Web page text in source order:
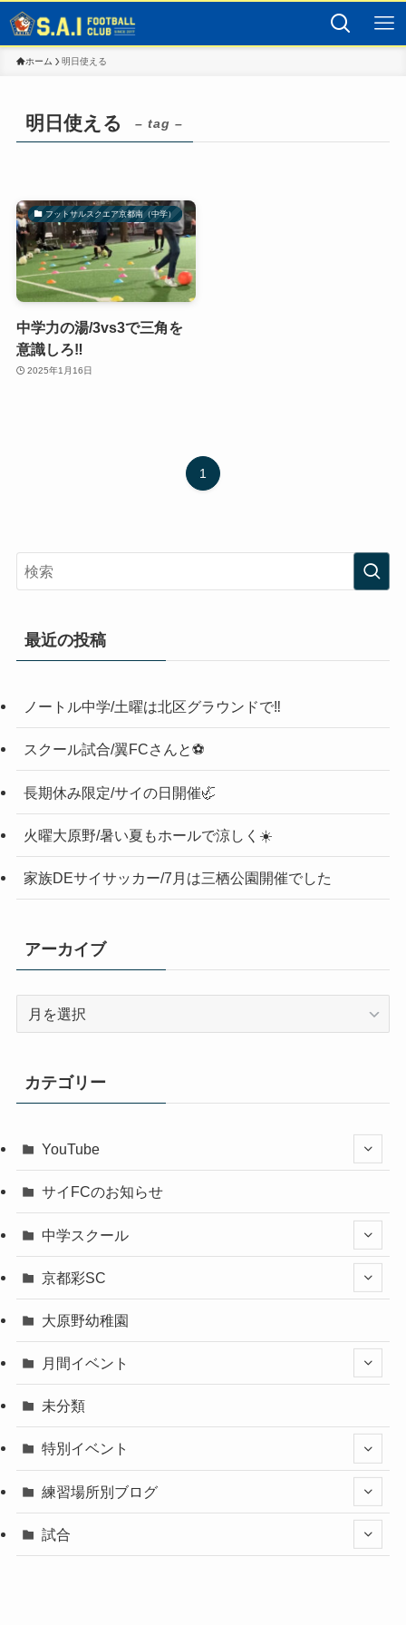
ホーム 明日使える
明日使える – tag –
フットサルスクエア京都南（中学）
中学力の湯/3vs3で三角を
意識しろ‼️
2025年1月16日
1
最近の投稿
ノートル中学/土曜は北区グラウンドで‼️
スクール試合/翼FCさんと⚽️
長期休み限定/サイの日開催🦏
火曜大原野/暑い夏もホールで涼しく☀️
家族DEサイサッカー/7月は三栖公園開催でした
アーカイブ
ブ
カテゴリー
YouTube
サイFCのお知らせ
中学スクール
京都彩SC
大原野幼稚園
月間イベント
未分類
特別イベント
練習場所別ブログ
試合